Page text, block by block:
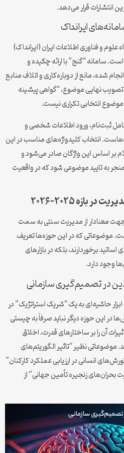
انتشارات قرار می‌دهد.
ایرانداک
علوم و فناوری اطلاعات ایران (ایرانداک)
سامانه “گنج” با ارائه چکیده و
شده، مانع از دوباره‌کاری و اتلاف منابع
نهایی موضوع، “گواهی پیشینه
انتخابی تکراری نیست.
ثبت‌نام، ورود اطلاعات شخصی و
انتخاب کلیدواژه‌های مناسب در این
بر اساس این واژگان صادر می‌شود و
به تایید موضوعی شود که در واقعیت
بازه ۲۰۲۵-۲۰۲۶
معنادار از مدیریت سنتی به سمت
موضوعاتی که در این حوزه‌ها تعریف
برخوردارند، بلکه در بازارهای
وجود دارد.
در تصمیم‌گیری سازمانی
یک ابزار حاشیه‌ای به یک “شریک استراتژیک” در
این حوزه دیگر نباید صرفاً به چیستی
آن را بر ساختارهای قدرت، اخلاق
موضوعاتی نظیر “تاثیر الگوریتم‌های
انسانی در ارزیابی عملکرد کارکنان”
زنجیره تأمین جهانی” از